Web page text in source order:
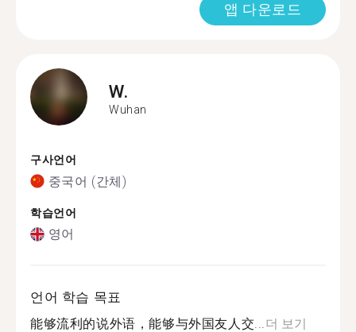
앱 다운로드
W.
Wuhan
구사언어
중국어 (간체)
학습언어
영어
언어 학습 목표
能够流利的说外语，能够与外国友人交...더 보기